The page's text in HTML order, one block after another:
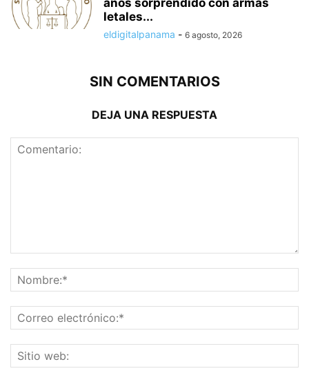
años sorprendido con armas
letales...
eldigitalpanama - 6 agosto, 2026
SIN COMENTARIOS
DEJA UNA RESPUESTA